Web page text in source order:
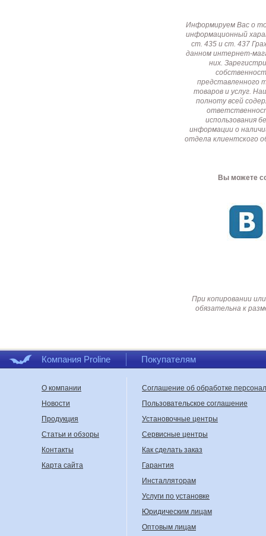
Информируем Вас о
информационный
ст. 435 и ст. 437
данном интернет-
них.
представленного
товаров и услуг.
полноту всей
использования
информации о
отдела клиентского
Вы можете
При копировании
обязательна к
Компания Proline Покупателям
О компании
Новости
Продукция
Статьи и обзоры
Контакты
Карта сайта
Соглашение об обработке
Пользовательское соглашение
Установочные центры
Сервисные центры
Как сделать заказ
Гарантия
Инсталляторам
Услуги по установке
Юридическим лицам
Оптовым лицам